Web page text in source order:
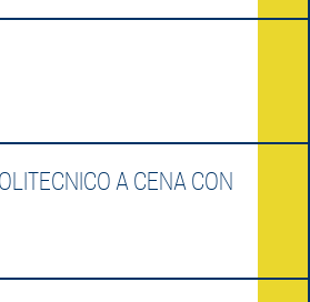
A CENA CON